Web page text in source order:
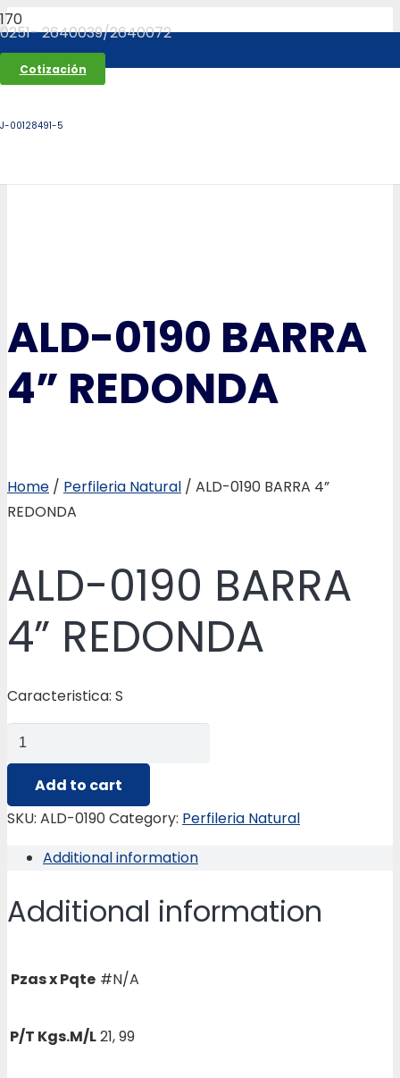
0251- 2640039/2640072
Cotización
J-00128491-5
ALD-0190 BARRA
4” REDONDA
Home / Perfileria Natural / ALD-0190 BARRA 4”
REDONDA
ALD-0190 BARRA
4” REDONDA
Caracteristica: S
ALD-
0190
BARRA
4”
quantity
Add to cart
SKU: ALD-0190Category: Perfileria Natural
Additional information
Additional information
Pzas x Pqte #N/A
P/T Kgs.M/L21, 99